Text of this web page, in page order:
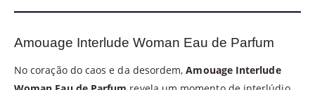
Amouage Interlude Woman Eau de Parfum
No coração do caos e da desordem,Amouage Interlude